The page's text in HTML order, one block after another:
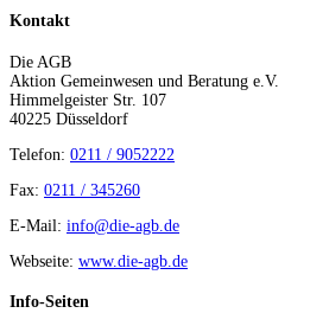
Kontakt
Die AGB
Aktion Gemeinwesen und Beratung e.V.
Himmelgeister Str. 107
40225 Düsseldorf
Telefon: 0211 / 9052222
Fax: 0211 / 345260
E-Mail: info@die-agb.de
Webseite: www.die-agb.de
Info-Seiten